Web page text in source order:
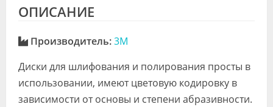
ОПИСАНИЕ
Производитель:3M
Диски для шлифования и полирования просты в
использовании, имеют цветовую кодировку в
зависимости от основы и степени абразивности.